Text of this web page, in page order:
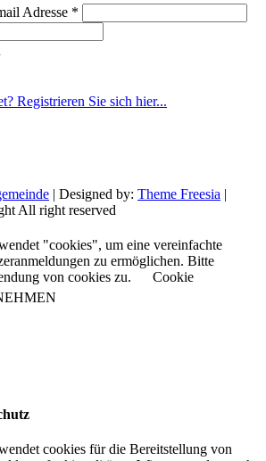
Adresse *
Registrieren Sie sich hier...
| Designed by: Theme Freesia |
All right reserved
"cookies", um eine vereinfachte
zu ermöglichen. Bitte
von cookies zu.
Cookie
cookies für die Bereitstellung von